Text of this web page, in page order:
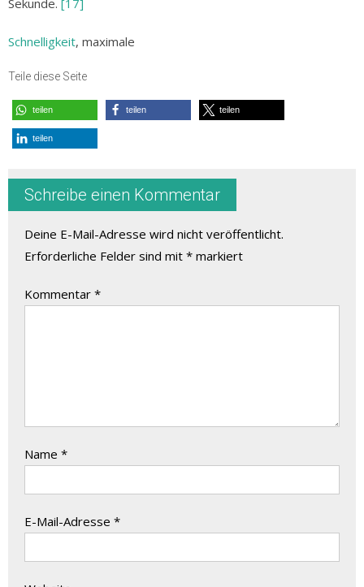
Sekunde. [17]
Schnelligkeit, maximale
Teile diese Seite
teilen teilen teilen
teilen
Schreibe einen Kommentar
Deine E-Mail-Adresse wird nicht veröffentlicht.
Erforderliche Felder sind mit * markiert
Kommentar *
Name *
E-Mail-Adresse *